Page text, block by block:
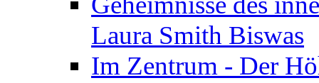
Laura Smith Biswas
Im Zentrum - Der